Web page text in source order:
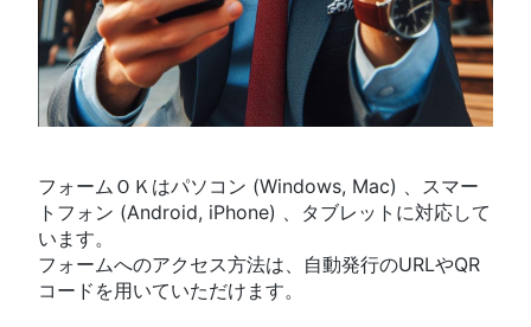
フォームＯＫはパソコン (Windows, Mac) 、スマー
トフォン (Android, iPhone) 、タブレットに対応して
います。
フォームへのアクセス方法は、自動発行のURLやQR
コードを用いていただけます。